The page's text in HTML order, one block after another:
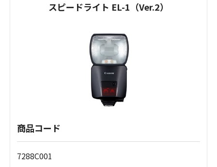
スピードライト EL-1（Ver.2）
商品コード
7288C001